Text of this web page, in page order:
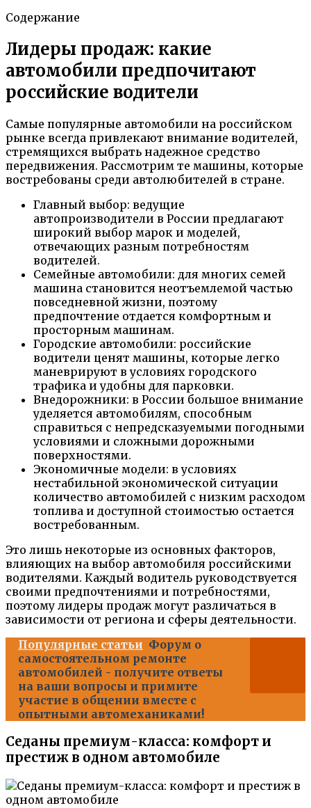
Содержание
Лидеры продаж: какие
автомобили предпочитают
российские водители
Самые популярные автомобили на российском
рынке всегда привлекают внимание водителей,
стремящихся выбрать надежное средство
передвижения. Рассмотрим те машины, которые
востребованы среди автолюбителей в стране.
Главный выбор: ведущие
автопроизводители в России предлагают
широкий выбор марок и моделей,
отвечающих разным потребностям
водителей.
Семейные автомобили: для многих семей
машина становится неотъемлемой частью
повседневной жизни, поэтому
предпочтение отдается комфортным и
просторным машинам.
Городские автомобили: российские
водители ценят машины, которые легко
маневрируют в условиях городского
трафика и удобны для парковки.
Внедорожники: в России большое внимание
уделяется автомобилям, способным
справиться с непредсказуемыми погодными
условиями и сложными дорожными
поверхностями.
Экономичные модели: в условиях
нестабильной экономической ситуации
количество автомобилей с низким расходом
топлива и доступной стоимостью остается
востребованным.
Это лишь некоторые из основных факторов,
влияющих на выбор автомобиля российскими
водителями. Каждый водитель руководствуется
своими предпочтениями и потребностями,
поэтому лидеры продаж могут различаться в
зависимости от региона и сферы деятельности.
Популярные статьи Форум о
самостоятельном ремонте
автомобилей - получите ответы
на ваши вопросы и примите
участие в общении вместе с
опытными автомеханиками!
Седаны премиум-класса: комфорт и
престиж в одном автомобиле